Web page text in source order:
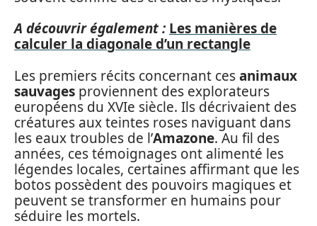
A découvrir également : Les manières de
calculer la diagonale d’un rectangle
Les premiers récits concernant cesanimaux
sauvages proviennent des explorateurs
européens du XVIe siècle. Ils décrivaient des
créatures aux teintes roses naviguant dans
les eaux troubles de l’Amazone. Au fil des
années, ces témoignages ont alimenté les
légendes locales, certaines affirmant que les
botos possèdent des pouvoirs magiques et
peuvent se transformer en humains pour
séduire les mortels.